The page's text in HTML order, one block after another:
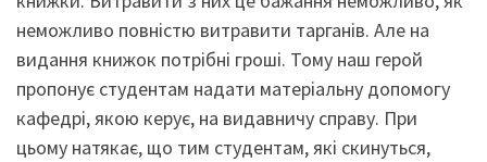
неможливо повністю витравити тарганів. Але на
видання книжок потрібні гроші. Тому наш герой
пропонує студентам надати матеріальну допомогу
кафедрі, якою керує, на видавничу справу. При
цьому натякає, що тим студентам, які скинуться,